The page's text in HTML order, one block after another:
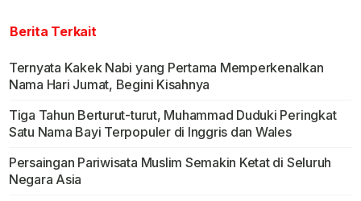
Berita Terkait
Ternyata Kakek Nabi yang Pertama Memperkenalkan
Nama Hari Jumat, Begini Kisahnya
Tiga Tahun Berturut-turut, Muhammad Duduki Peringkat
Satu Nama Bayi Terpopuler di Inggris dan Wales
Persaingan Pariwisata Muslim Semakin Ketat di Seluruh
Negara Asia